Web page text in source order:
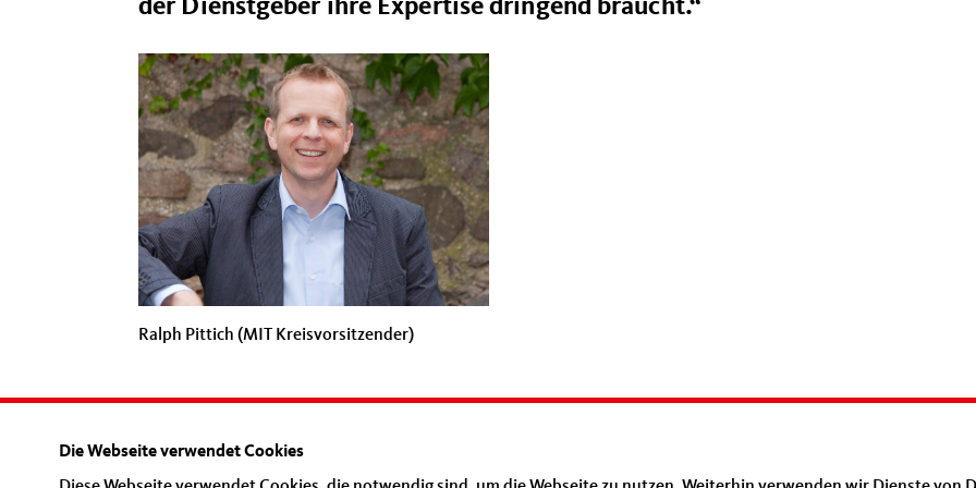
der Dienstgeber ihre Expertise dringend braucht.“
Ralph Pittich (MIT Kreisvorsitzender)
Die Webseite verwendet Cookies